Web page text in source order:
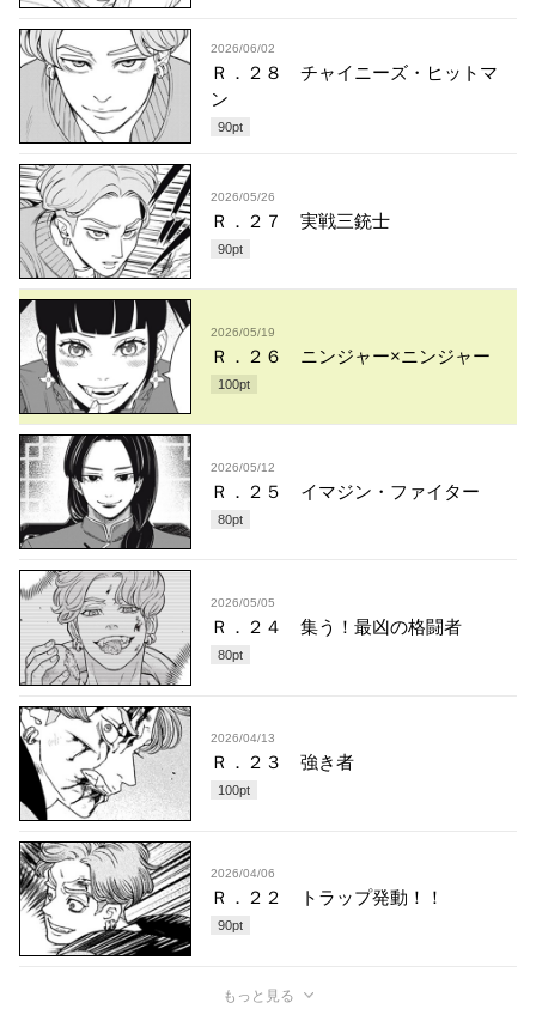
2026/06/02
Ｒ．２８ チャイニーズ・ヒットマ
ン
90pt
2026/05/26
Ｒ．２７ 実戦三銃士
90pt
2026/05/19
Ｒ．２６ ニンジャー×ニンジャー
100pt
2026/05/12
Ｒ．２５ イマジン・ファイター
80pt
2026/05/05
Ｒ．２４ 集う！最凶の格闘者
80pt
2026/04/13
Ｒ．２３ 強き者
100pt
2026/04/06
Ｒ．２２ トラップ発動！！
90pt
もっと見る